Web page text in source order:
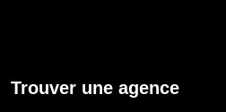
Trouver une agence